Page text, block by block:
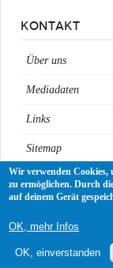
KONTAKT
Über uns
Mediadaten
Links
Sitemap
Impressum
FRESH DADS Väter -
Wir verwenden Cookies,
zu ermöglichen. Durch
auf deinem Gerät
OK, mehr Infos
OK, einverstanden